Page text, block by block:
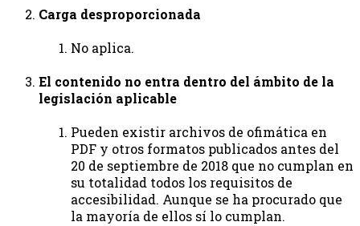
Carga desproporcionada
No aplica.
El contenido no entra dentro del ámbito de la
legislación aplicable
Pueden existir archivos de ofimática en
PDF y otros formatos publicados antes del
20 de septiembre de 2018 que no cumplan en
su totalidad todos los requisitos de
accesibilidad. Aunque se ha procurado que
la mayoría de ellos sí lo cumplan.